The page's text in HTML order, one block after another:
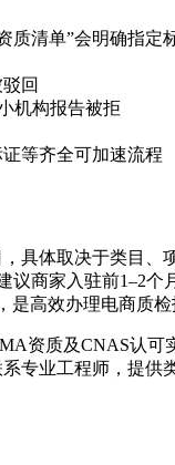
质清单”会明确指定
回
机构报告被拒
等齐全可加速流程
具体取决于类目
商家入驻前1–2
高效办理电商质检
资质及CNAS认
专业工程师，提